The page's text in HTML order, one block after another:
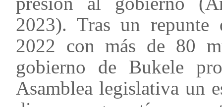
2023). Tras un repunte
2022 con más de 80
gobierno de Bukele
Asamblea legislativa un